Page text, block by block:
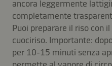
ancora leggermente
completamente
Puoi preparare il riso con
cuociriso. Importante:
per 10-15 minuti senza